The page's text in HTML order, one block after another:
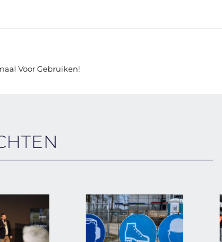
Voor Gebruiken!